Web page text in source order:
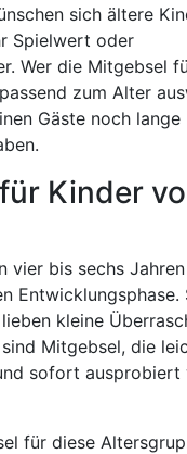
sich ältere
Spielwert oder
Wer die Mitgebsel
zum Alter
Gäste noch lange
Kinder
vier bis sechs
Entwicklungsphase.
kleine
Mitgebsel, die
sofort ausprobiert
für diese